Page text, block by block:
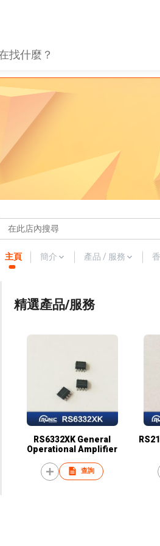
主頁 簡介 產品 / 服務
精選產品/服務
RS6332XK General
Operational Amplifier
查詢